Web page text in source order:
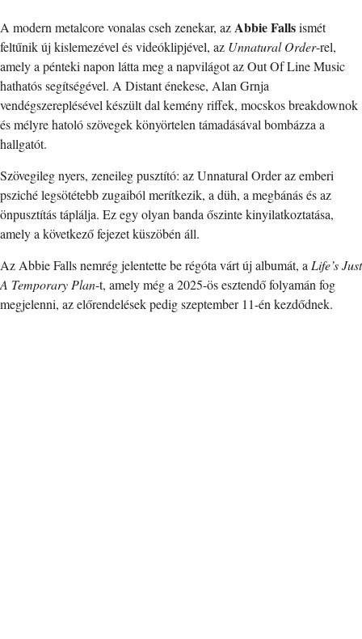
A modern metalcore vonalas cseh zenekar, azAbbie Fallsismét
feltűnik új kislemezével és videóklipjével, az Unnatural Order-rel,
amely a pénteki napon látta meg a napvilágot az Out Of Line Music
hathatós segítségével. A Distant énekese, Alan Grnja
vendégszereplésével készült dal kemény riffek, mocskos breakdownok
és mélyre hatoló szövegek könyörtelen támadásával bombázza a
hallgatót.
Szövegileg nyers, zeneileg pusztító: az Unnatural Order az emberi
psziché legsötétebb zugaiból merítkezik, a düh, a megbánás és az
önpusztítás táplálja. Ez egy olyan banda őszinte kinyilatkoztatása,
amely a következő fejezet küszöbén áll.
Az Abbie Falls nemrég jelentette be régóta várt új albumát, a Life’s Just
A Temporary Plan-t, amely még a 2025-ös esztendő folyamán fog
megjelenni, az előrendelések pedig szeptember 11-én kezdődnek.